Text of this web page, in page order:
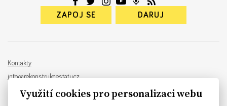
ZAPOJ SE DARUJ
Kontakty
info@rekonstrukcestatu.cz
Návrh a vývoj: Sinfin , ilustrace:
Využití cookies pro personalizaci webu